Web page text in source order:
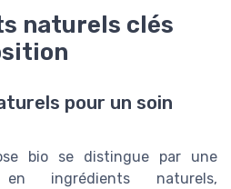
naturels clés
pour un soin
bio se distingue par une
ingrédients naturels,